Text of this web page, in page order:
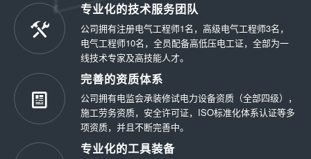
专业化的技术服务团队
公司拥有注册电气工程师1名，高级电气工程师3名，
电气工程师10名，全员配备高低压电工证，全部为一
线技术专家及高技能人才。
完善的资质体系
公司拥有电监会承装修试电力设备资质（全部四级），
施工劳务资质，安全许可证，ISO标准化体系认证等多
项资质，并且不断完善中。
专业化的工具装备